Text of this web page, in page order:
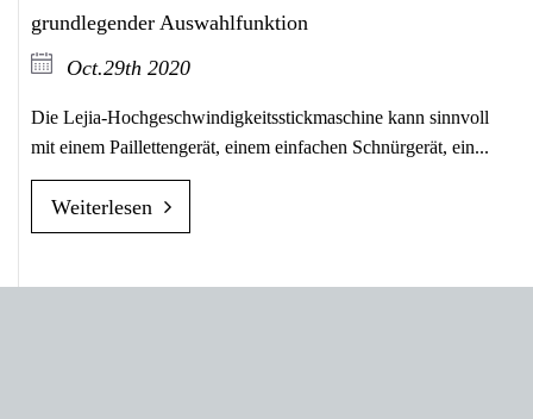
grundlegender Auswahlfunktion
Oct.29th 2020
Die Lejia-Hochgeschwindigkeitsstickmaschine kann sinnvoll
mit einem Paillettengerät, einem einfachen Schnürgerät, ein...
Weiterlesen